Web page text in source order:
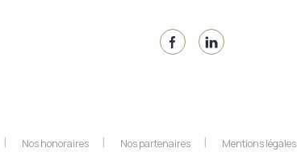
Nos honoraires Nos partenaires Mentions légales